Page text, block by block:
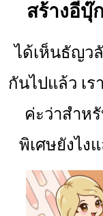
สร้างอีบุ๊
ได้เห็นธัญว
กันไปแล้ว เ
ค่ะว่าสำห
พิเศษยังไง